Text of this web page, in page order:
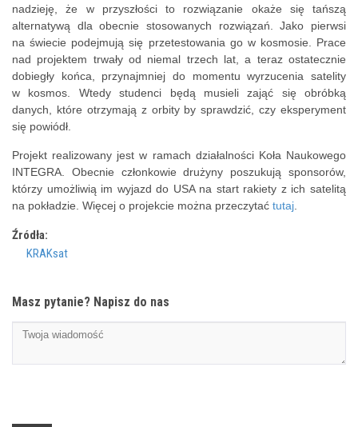
nadzieję, że w przyszłości to rozwiązanie okaże się tańszą
alternatywą dla obecnie stosowanych rozwiązań. Jako pierwsi
na świecie podejmują się przetestowania go w kosmosie. Prace
nad projektem trwały od niemal trzech lat, a teraz ostatecznie
dobiegły końca, przynajmniej do momentu wyrzucenia satelity
w kosmos. Wtedy studenci będą musieli zająć się obróbką
danych, które otrzymają z orbity by sprawdzić, czy eksperyment
się powiódł.
Projekt realizowany jest w ramach działalności Koła Naukowego
INTEGRA. Obecnie członkowie drużyny poszukują sponsorów,
którzy umożliwią im wyjazd do USA na start rakiety z ich satelitą
na pokładzie. Więcej o projekcie można przeczytać tutaj
Źródła:
KRAKsat
Masz pytanie? Napisz do nas